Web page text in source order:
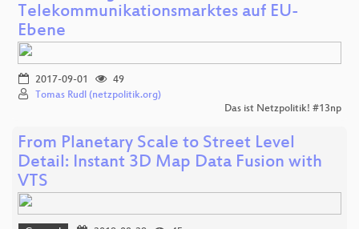
Telekommunikationsmarktes auf EU-
Ebene
2017-09-01
49
Tomas Rudl (netzpolitik.org)
Das ist Netzpolitik! #13np
From Planetary Scale to Street Level
Detail: Instant 3D Map Data Fusion with
VTS